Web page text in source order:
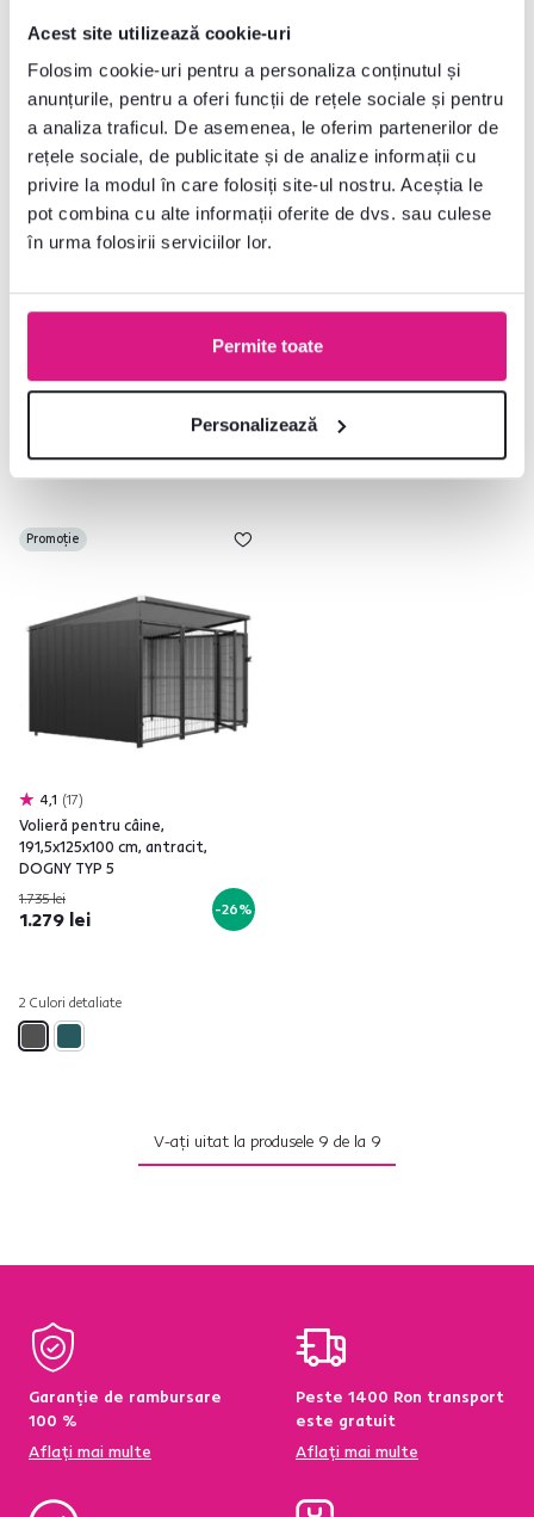
Acest site utilizează cookie-uri
Folosim cookie-uri pentru a personaliza conținutul și
anunțurile, pentru a oferi funcții de rețele sociale și pentru
a analiza traficul. De asemenea, le oferim partenerilor de
rețele sociale, de publicitate și de analize informații cu
privire la modul în care folosiți site-ul nostru. Aceștia le
pot combina cu alte informații oferite de dvs. sau culese
în urma folosirii serviciilor lor.
Permite toate
Personalizează
128x125x100 cm, DOGNY TYP 4
1.035 lei
191,5x125x148 cm, antracit,
1.915 lei
Promoție
4,1 17
Volieră pentru câine,
191,5x125x100 cm, antracit,
DOGNY TYP 5
1.735 lei
1.279 lei -26%
2 Culori detaliate
V-ați uitat la produsele 9 de la 9
Garanție de rambursare
100 %
Aflați mai multe
Peste 1400 Ron transport
este gratuit
Aflați mai multe